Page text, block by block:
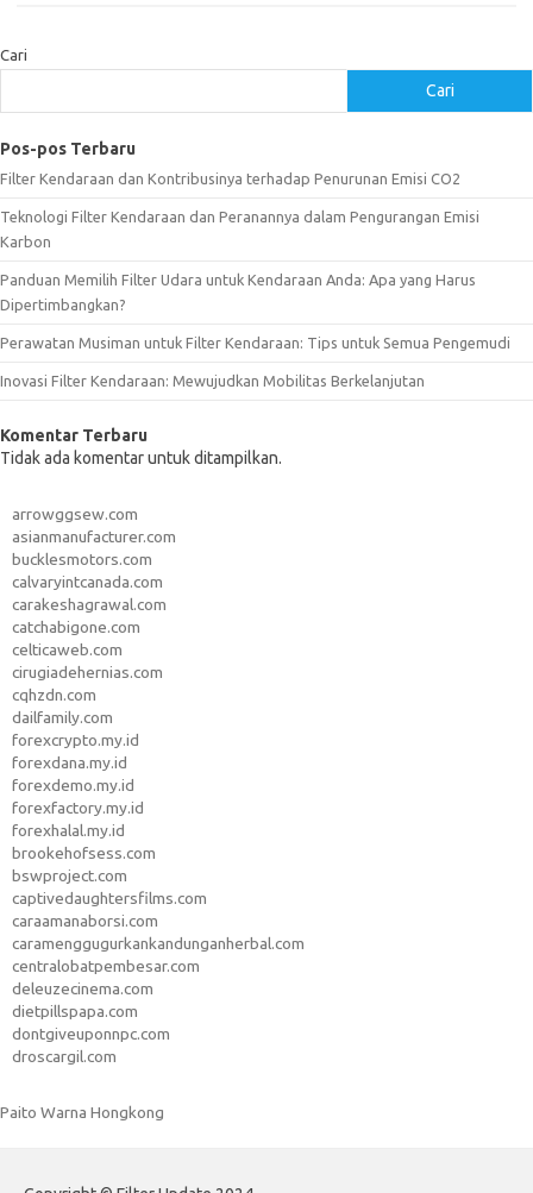
Cari
Cari
Pos-pos Terbaru
Filter Kendaraan dan Kontribusinya terhadap Penurunan Emisi CO2
Teknologi Filter Kendaraan dan Peranannya dalam Pengurangan Emisi
Karbon
Panduan Memilih Filter Udara untuk Kendaraan Anda: Apa yang Harus
Dipertimbangkan?
Perawatan Musiman untuk Filter Kendaraan: Tips untuk Semua Pengemudi
Inovasi Filter Kendaraan: Mewujudkan Mobilitas Berkelanjutan
Komentar Terbaru
Tidak ada komentar untuk ditampilkan.
arrowggsew.com
asianmanufacturer.com
bucklesmotors.com
calvaryintcanada.com
carakeshagrawal.com
catchabigone.com
celticaweb.com
cirugiadehernias.com
cqhzdn.com
dailfamily.com
forexcrypto.my.id
forexdana.my.id
forexdemo.my.id
forexfactory.my.id
forexhalal.my.id
brookehofsess.com
bswproject.com
captivedaughtersfilms.com
caraamanaborsi.com
caramenggugurkankandunganherbal.com
centralobatpembesar.com
deleuzecinema.com
dietpillspapa.com
dontgiveuponnpc.com
droscargil.com
Paito Warna Hongkong